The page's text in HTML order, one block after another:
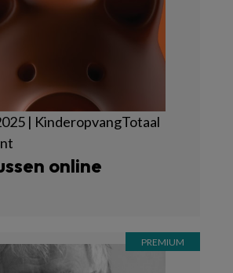
| KinderopvangTotaal
online